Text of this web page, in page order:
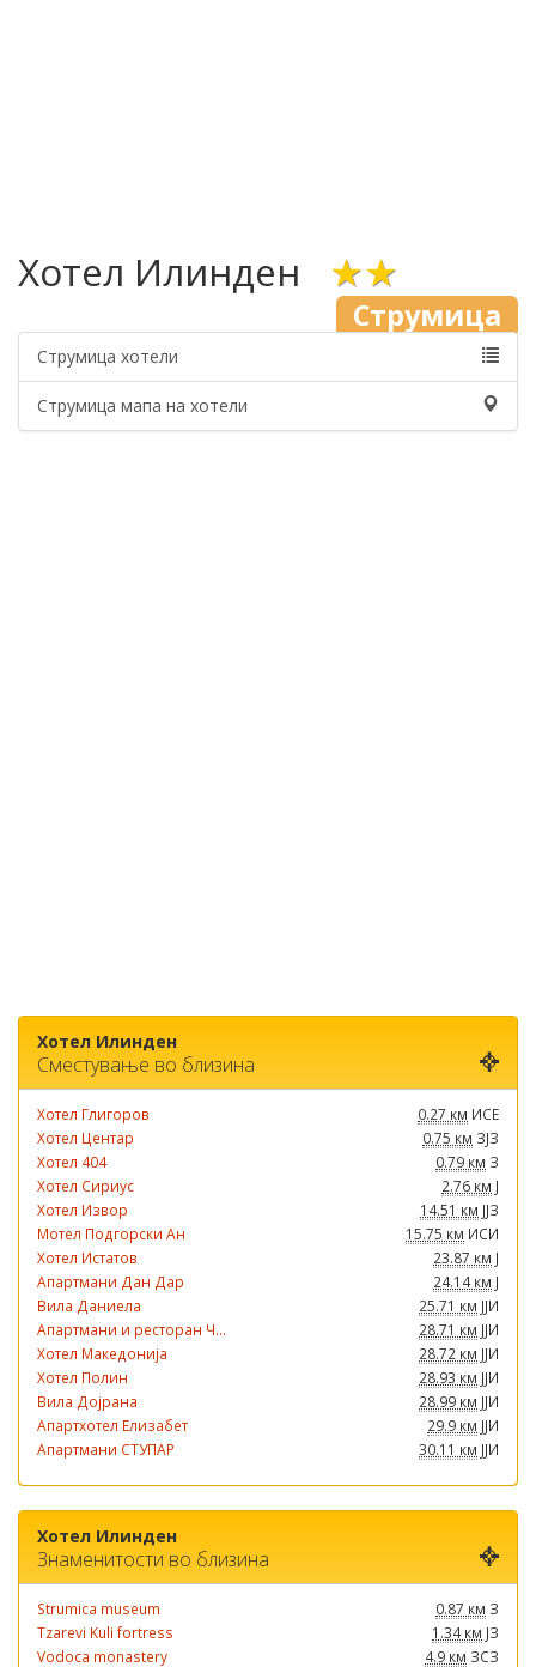
Хотел Илинден ★★
Струмица
Струмица хотели
Струмица мапа на хотели
Хотел Илинден
Сместување во близина
Хотел Глигоров 0.27 км ИСЕ
Хотел Центар
0.75 км ЗЈЗ
Хотел 404
0.79 км З
Хотел Сириус
2.76 км Ј
Хотел Извор
14.51 км ЈЈЗ
Мотел Подгорски Ан
15.75 км ИСИ
Хотел Истатов
23.87 км Ј
Апартмани Дан Дар
24.14 км Ј
Вила Даниела
25.71 км ЈЈИ
Апартмани и ресторан Ч...
28.71 км ЈЈИ
Хотел Македонија
28.72 км ЈЈИ
Хотел Полин
28.93 км ЈЈИ
Вила Дојрана
28.99 км ЈЈИ
Апартхотел Елизабет
29.9 км ЈЈИ
Апартмани СТУПАР
30.11 км ЈЈИ
Хотел Илинден
Знаменитости во близина
Strumica museum 0.87 км З
Tzarevi Kuli fortress
1.34 км ЈЗ
Vodoca monastery
4.9 км ЗСЗ